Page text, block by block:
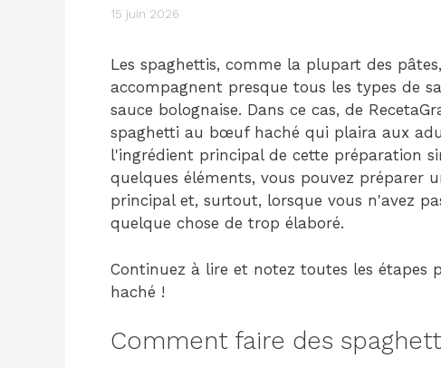
15 juin 2026
Les spaghettis, comme la plupart des
accompagnent presque tous les types de
sauce bolognaise. Dans ce cas, de
spaghetti au bœuf haché qui plaira aux
l'ingrédient principal de cette préparation
quelques éléments, vous pouvez
principal et, surtout, lorsque vous n'avez
quelque chose de trop élaboré.
Continuez à lire et notez toutes les
haché !
Comment faire des